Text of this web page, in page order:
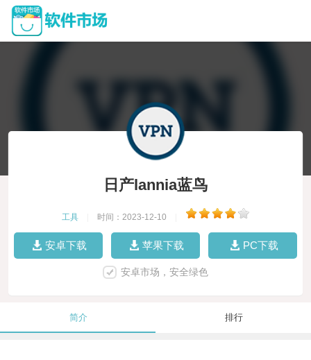
日产lannia蓝鸟
工具 时间：2023-12-10
安卓下载 苹果下载 PC下载
安卓市场，安全绿色
简介 排行